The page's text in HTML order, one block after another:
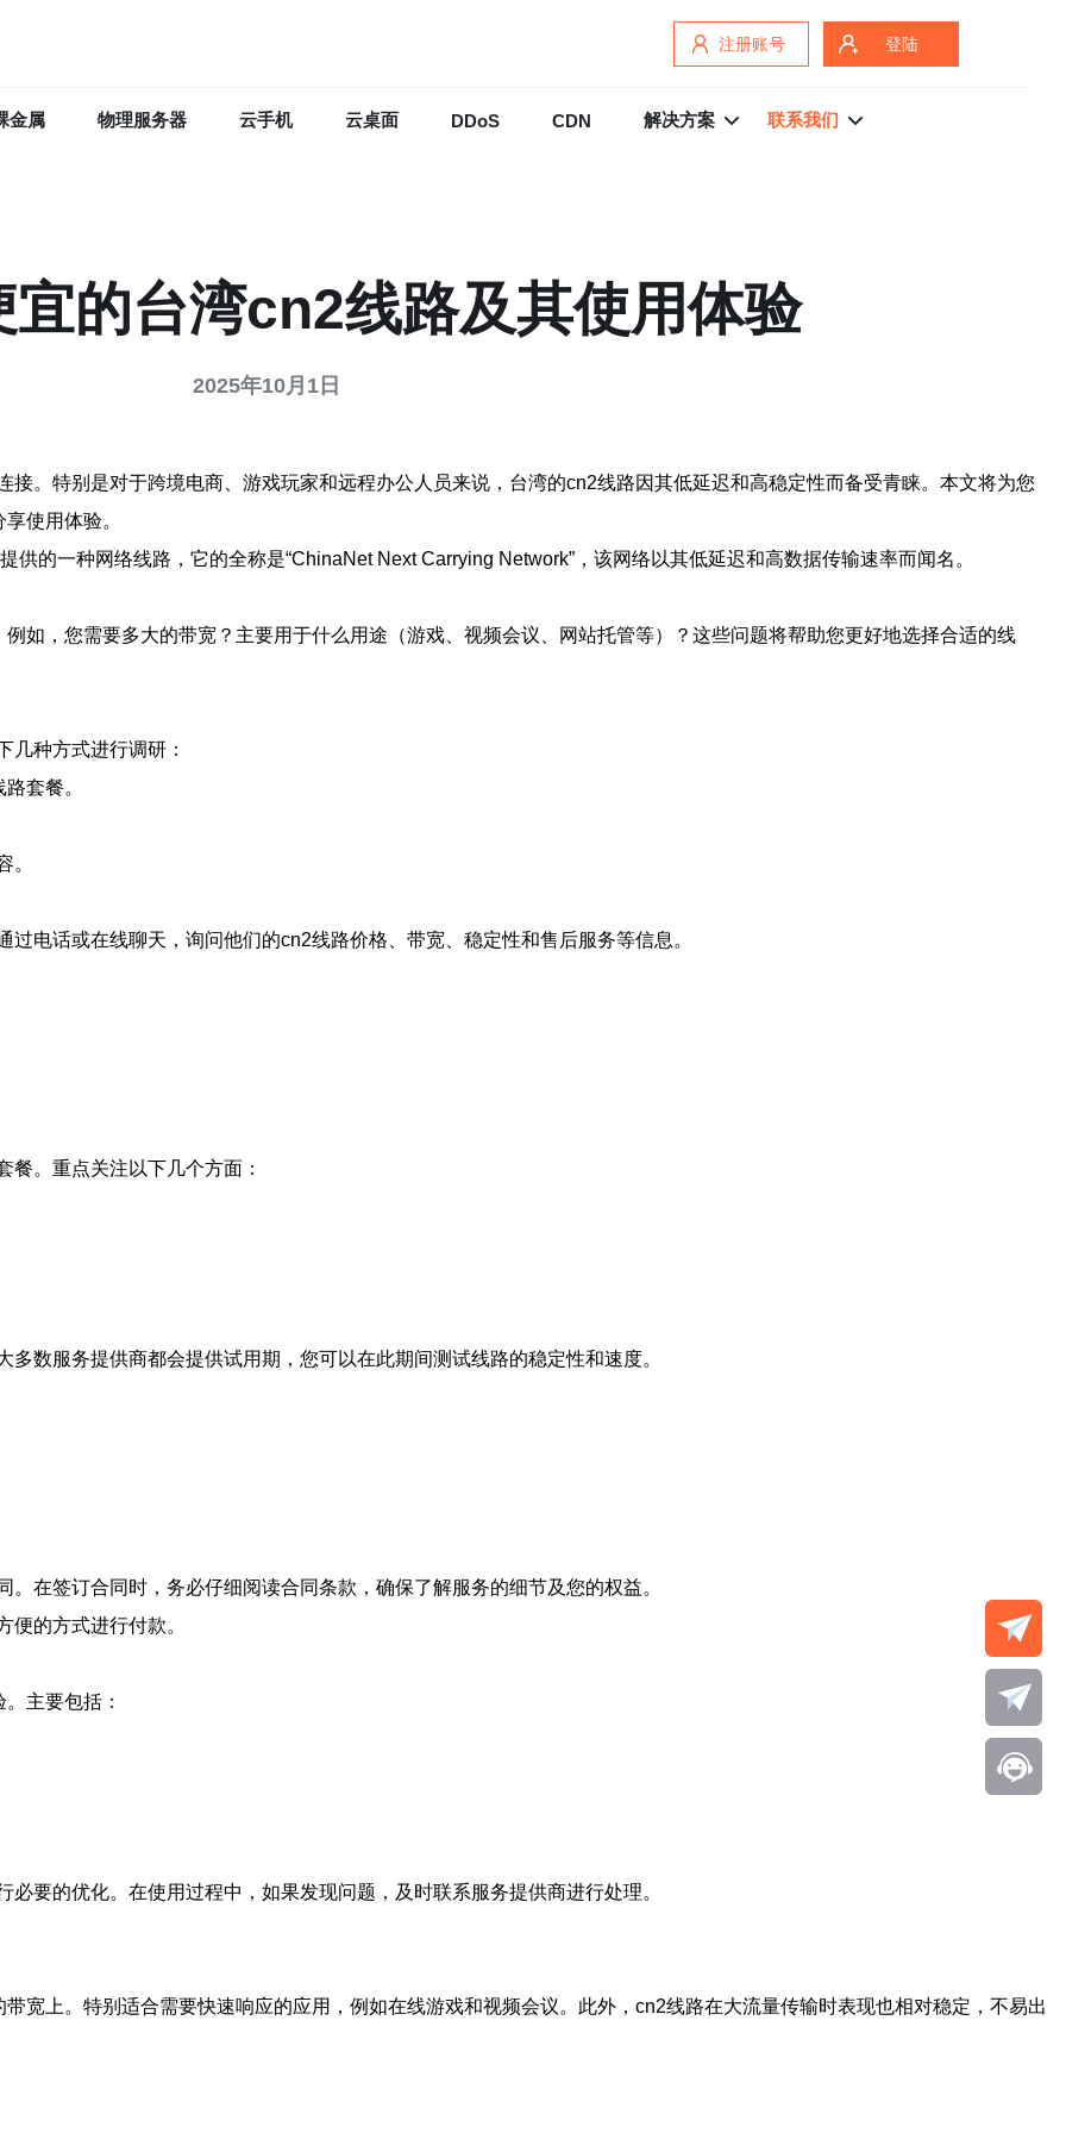
注册账号 登陆
金属 物理服务器 云手机 云桌面 DDoS CDN 解决方案 联系我们
宜的台湾cn2线路及其使用体验
2025年10月1日
。特别是对于跨境电商、游戏玩家和远程办公人员来说，台湾的cn2线路因其低延迟和高稳定性而备受青睐。本文将为您
使用体验。
的一种网络线路，它的全称是“ChinaNet Next Carrying Network”，该网络以其低延迟和高数据传输速率而闻名。
如，您需要多大的带宽？主要用于什么用途（游戏、视频会议、网站托管等）？这些问题将帮助您更好地选择合适的线
几种方式进行调研：
套餐。
。
电话或在线聊天，询问他们的cn2线路价格、带宽、稳定性和售后服务等信息。
。重点关注以下几个方面：
数服务提供商都会提供试用期，您可以在此期间测试线路的稳定性和速度。
在签订合同时，务必仔细阅读合同条款，确保了解服务的细节及您的权益。
的方式进行付款。
主要包括：
要的优化。在使用过程中，如果发现问题，及时联系服务提供商进行处理。
宽上。特别适合需要快速响应的应用，例如在线游戏和视频会议。此外，cn2线路在大流量传输时表现也相对稳定，不易出